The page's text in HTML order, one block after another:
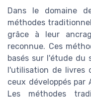
Dans le domaine
méthodes
grâce à leur
reconnue. Ces
basés sur l'étude du
l'utilisation de livres
ceux développés par
Les méthodes